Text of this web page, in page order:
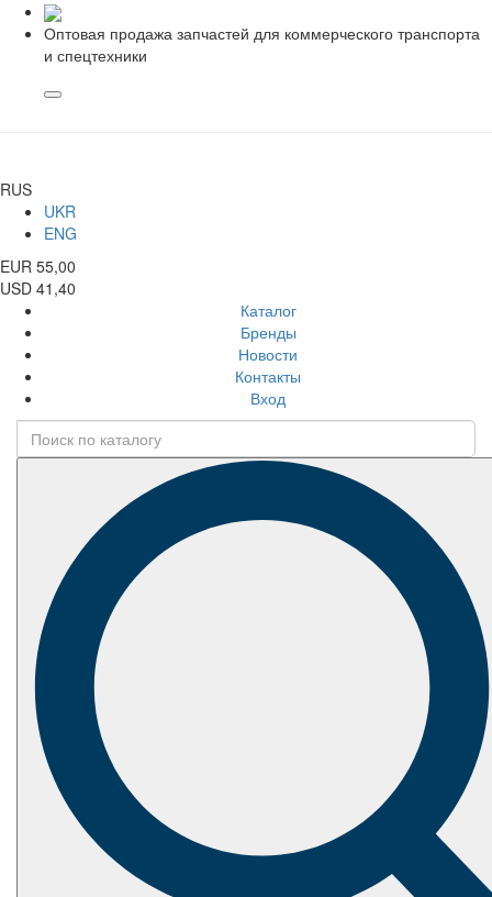
Оптовая продажа запчастей для коммерческого транспорта
и спецтехники
RUS
UKR
ENG
EUR 55,00
USD 41,40
Каталог
Бренды
Новости
Контакты
Вход